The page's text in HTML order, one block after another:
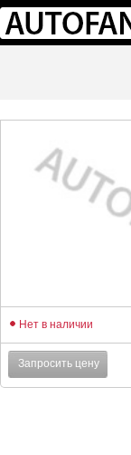
Нет в наличии
Запросить цену